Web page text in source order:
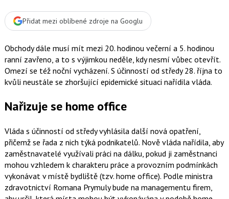
Přidat mezi oblíbené zdroje na Googlu
Obchody dále musí mít mezi 20. hodinou večerní a 5. hodinou
ranní zavřeno, a to s výjimkou neděle, kdy nesmí vůbec otevřít.
Omezí se též noční vycházení. S účinností od středy 28. října to
kvůli neustále se zhoršující epidemické situaci nařídila vláda.
Nařizuje se home office
Vláda s účinností od středy vyhlásila další nová opatření,
přičemž se řada z nich týká podnikatelů. Nově vláda nařídila, aby
zaměstnavatelé využívali práci na dálku, pokud ji zaměstnanci
mohou vzhledem k charakteru práce a provozním podmínkách
vykonávat v místě bydliště (tzv. home office). Podle ministra
zdravotnictví Romana Prymulybude na managementu firem,